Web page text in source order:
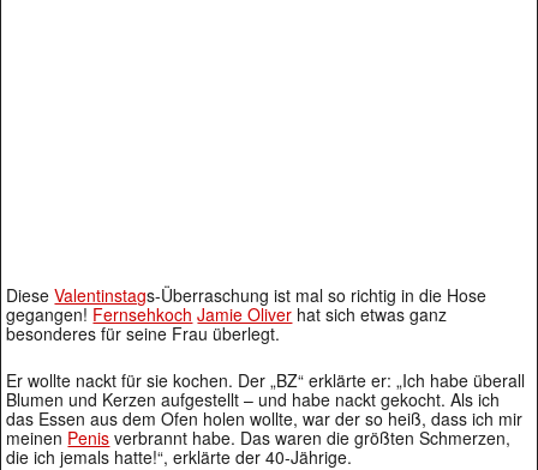
DieseValentinstags-Überraschung ist mal so richtig in die Hose
gegangen! Fernsehkoch Jamie Oliver hat sich etwas ganz
besonderes für seine Frau überlegt.
Er wollte nackt für sie kochen. Der „BZ“ erklärte er: „Ich habe überall
Blumen und Kerzen aufgestellt – und habe nackt gekocht. Als ich
das Essen aus dem Ofen holen wollte, war der so heiß, dass ich mir
meinen Penis verbrannt habe. Das waren die größten Schmerzen,
die ich jemals hatte!“, erklärte der 40-Jährige.